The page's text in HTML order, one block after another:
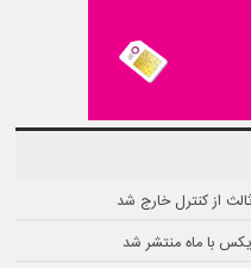
از کنترل خارج شد
با ماه منتشر شد